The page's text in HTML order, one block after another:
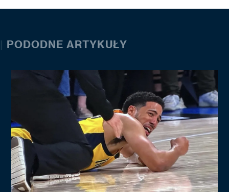
| PODODNE ARTYKUŁY